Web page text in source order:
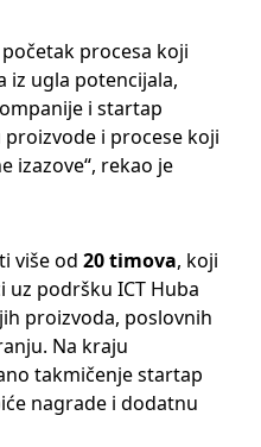
procesa koji
iz ugla potencijala,
i startap
i procese koji
izazove“, rekao je
više od 20 timova, koji
podršku ICT Huba
proizvoda, poslovnih
Na kraju
takmičenje startap
nagrade i dodatnu